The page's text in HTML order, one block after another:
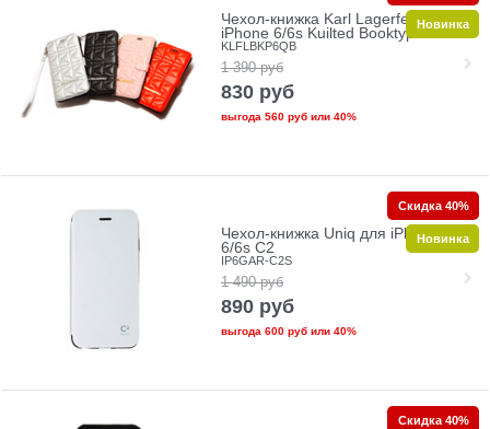
Чехол-книжка Karl Lagerfeld для
iPhone 6/6s Kuilted Booktype
KLFLBKP6QB
1 390 руб
830 руб
выгода 560 рубили 40%
Новинка
Чехол-книжка Uniq для iPhone
6/6s C2
IP6GAR-C2S
1 490 руб
890 руб
выгода 600 рубили 40%
Скидка 40%
Новинка
Скидка 40%